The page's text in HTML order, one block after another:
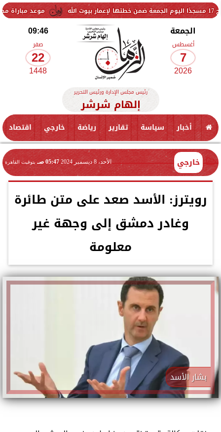
موعد مباراة مصر وإسبانيا
الجمعة
أغسطس
7
2026
09:46
صفر
22
1448
رئيس مجلس الإدارة ورئيس التحرير
إلهام شرشر
أخبار سياسة تقارير رياضة خارجي اقتصاد
خارجي الأحد، 8 ديسمبر 2024 05:47 صـ بتوقيت القاهرة
رويترز: الأسد صعد على متن طائرة
وغادر دمشق إلى وجهة غير
معلومة
بشار الأسد